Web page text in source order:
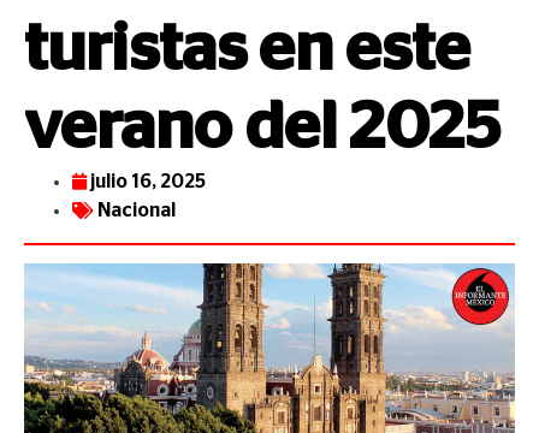
turistas en este
verano del 2025
julio 16, 2025
Nacional